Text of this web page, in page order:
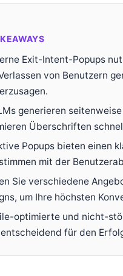
Exit-Intent-Popups
von Benutzern
generieren
Überschriften
Popups bieten einen
mit der
Sie verschiedene
um Ihre höchsten
optimierte und nicht-
für den